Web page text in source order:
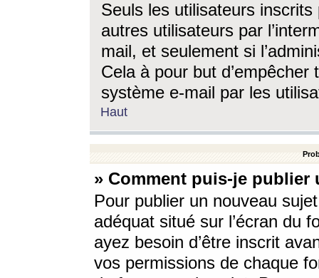
Seuls les utilisateurs
autres utilisateurs par
mail, et seulement si
Cela à pour but
système e-mail par les
Haut
» Comment puis-je
Pour publier un nouveau
adéquat situé sur l’écran du
ayez besoin d’être inscrit
vos permissions de chaque